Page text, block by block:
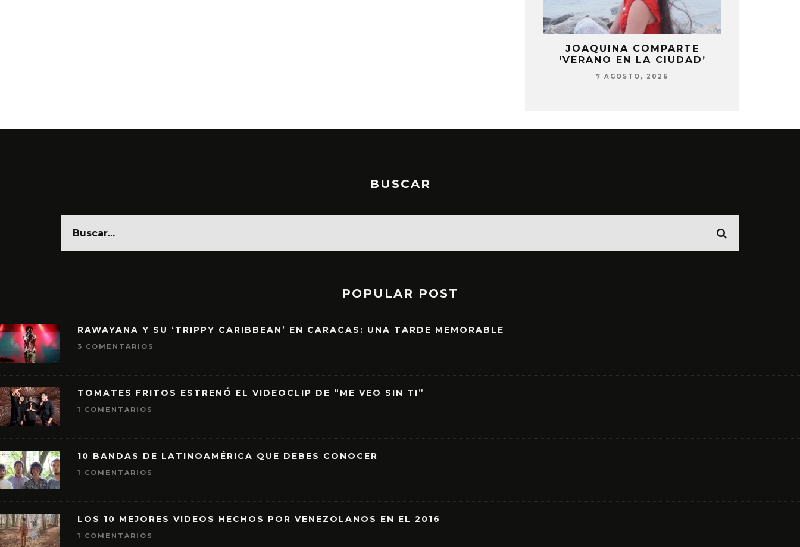
JOAQUINA COMPARTE
‘VERANO EN LA CIUDAD’
7 AGOSTO, 2026
BUSCAR
POPULAR POST
RAWAYANA Y SU ‘TRIPPY CARIBBEAN’ EN CARACAS: UNA TARDE MEMORABLE
3 COMENTARIOS
TOMATES FRITOS ESTRENÓ EL VIDEOCLIP DE “ME VEO SIN TI”
1 COMENTARIOS
10 BANDAS DE LATINOAMÉRICA QUE DEBES CONOCER
1 COMENTARIOS
LOS 10 MEJORES VIDEOS HECHOS POR VENEZOLANOS EN EL 2016
1 COMENTARIOS